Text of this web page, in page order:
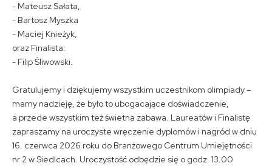
- Mateusz Sałata,
- Bartosz Myszka
- Maciej Knieżyk,
oraz Finalista:
- Filip Śliwowski.
Gratulujemy i dziękujemy wszystkim uczestnikom olimpiady –
mamy nadzieję, że było to ubogacające doświadczenie,
a przede wszystkim też świetna zabawa. Laureatów i Finalistę
zapraszamy na uroczyste wręczenie dyplomów i nagród w dniu
16. czerwca 2026 roku do Branżowego Centrum Umiejętności
nr 2 w Siedlcach. Uroczystość odbędzie się o godz. 13.00